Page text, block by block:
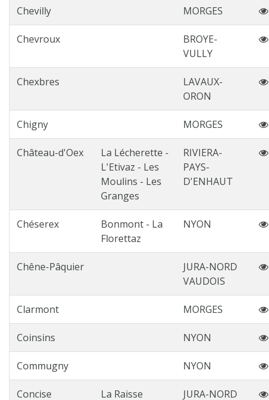
Chevilly MORGES
Chevroux
BROYE-
VULLY
Chexbres
LAVAUX-
ORON
Chigny MORGES
Château-d'Oex
La Lécherette -
L'Etivaz - Les
Moulins - Les
Granges
RIVIERA-
PAYS-
D'ENHAUT
Chéserex
Bonmont - La
Florettaz
NYON
Chêne-Pâquier
JURA-NORD
VAUDOIS
Clarmont MORGES
Coinsins NYON
Commugny NYON
Concise La Raisse
JURA-NORD